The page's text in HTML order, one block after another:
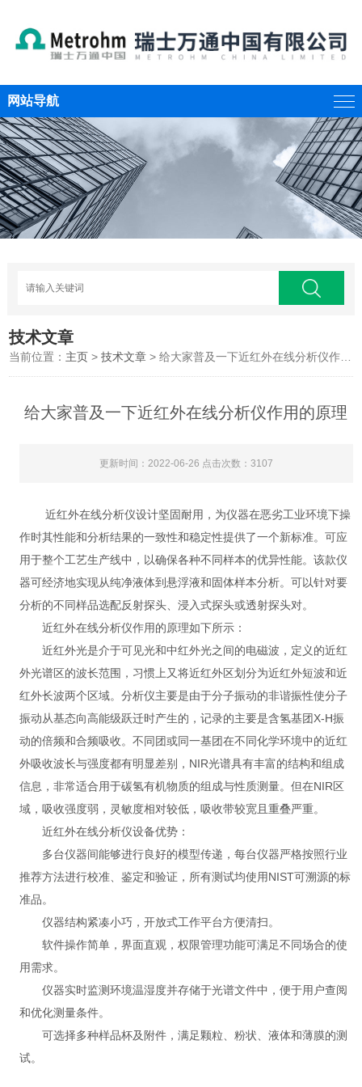
网站导航
技术文章
当前位置： 主页 >技术文章 > 给大家普及一下近红外在线分析仪作用的原理
给大家普及一下近红外在线分析仪作用的原理
更新时间：2022-06-26 点击次数：3107
近红外在线分析仪设计坚固耐用，为仪器在恶劣工业环境下操
作时其性能和分析结果的一致性和稳定性提供了一个新标准。可应
用于整个工艺生产线中，以确保各种不同样本的优异性能。该款仪
器可经济地实现从纯净液体到悬浮液和固体样本分析。可以针对要
分析的不同样品选配反射探头、浸入式探头或透射探头对。
近红外在线分析仪作用的原理如下所示：
近红外光是介于可见光和中红外光之间的电磁波，定义的近红
外光谱区的波长范围，习惯上又将近红外区划分为近红外短波和近
红外长波两个区域。分析仪主要是由于分子振动的非谐振性使分子
振动从基态向高能级跃迁时产生的，记录的主要是含氢基团X-H振
动的倍频和合频吸收。不同团或同一基团在不同化学环境中的近红
外吸收波长与强度都有明显差别，NIR光谱具有丰富的结构和组成
信息，非常适合用于碳氢有机物质的组成与性质测量。但在NIR区
域，吸收强度弱，灵敏度相对较低，吸收带较宽且重叠严重。
近红外在线分析仪设备优势：
多台仪器间能够进行良好的模型传递，每台仪器严格按照行业
推荐方法进行校准、鉴定和验证，所有测试均使用NIST可溯源的标
准品。
仪器结构紧凑小巧，开放式工作平台方便清扫。
软件操作简单，界面直观，权限管理功能可满足不同场合的使
用需求。
仪器实时监测环境温湿度并存储于光谱文件中，便于用户查阅
和优化测量条件。
可选择多种样品杯及附件，满足颗粒、粉状、液体和薄膜的测
试。